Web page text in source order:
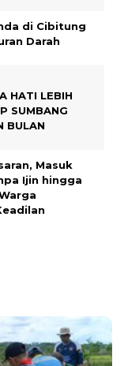
di Cibitung
Darah
HATI LEBIH
SUMBANG
BULAN
Masuk
Ijin hingga